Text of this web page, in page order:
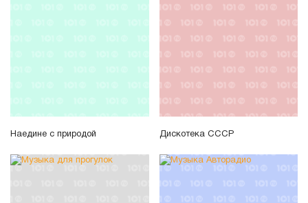
Наедине с природой Дискотека СССР